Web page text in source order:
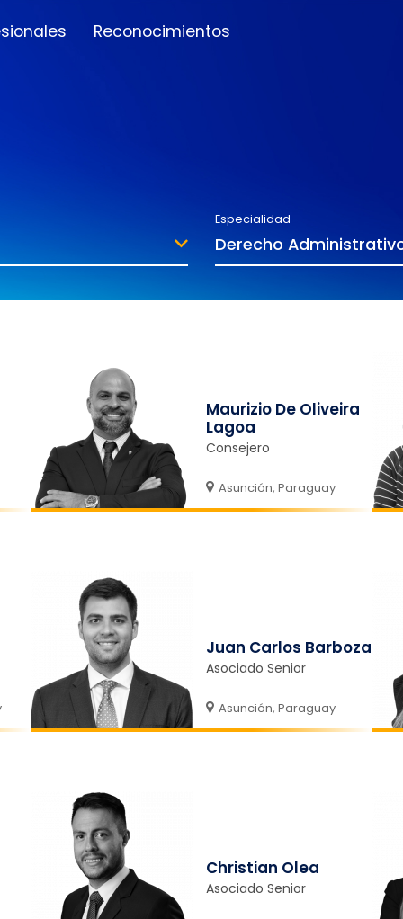
Reconocimientos
Especialidad
Maurizio De Oliveira
Lagoa
Consejero
Asunción, Paraguay
Juan Carlos Barboza
Asociado Senior
Asunción, Paraguay
Christian Olea
Asociado Senior